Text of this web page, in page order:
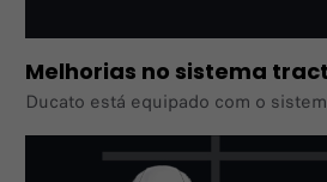
Melhorias no sistema
Ducato está equipado com o
evita que as rodas patinem e
todas as condições